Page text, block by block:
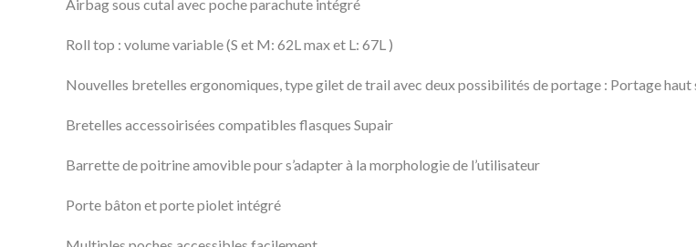
Airbag sous cutal avec poche parachute intégré
Roll top : volume variable (S et M: 62L max et L: 67L )
Nouvelles bretelles ergonomiques, type gilet de trail avec deux possibilités de portage : Portage
Bretelles accessoirisées compatibles flasques Supair
Barrette de poitrine amovible pour s’adapter à la morphologie de l’utilisateur
Porte bâton et porte piolet intégré